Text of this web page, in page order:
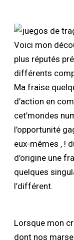
Voici mon
plus réputés
différents
Ma fraise
d’action en
cet’mondes
l’opportunité
eux-mêmes , !
d’origine une
quelques
l’différent.
Lorsque mon
dont nos